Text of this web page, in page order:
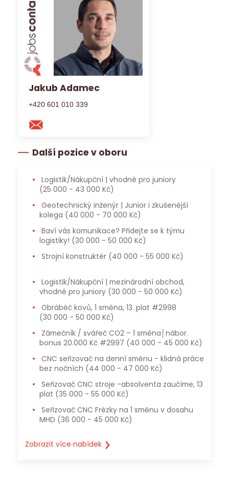
Jakub Adamec
+420 601 010 339
Další pozice v oboru
Logistik/Nákupční | vhodné pro juniory
(25 000 - 43 000 Kč)
kolega (40 000 - 70 000 Kč)
logistiky! (30 000 - 50 000 Kč)
Strojní konstruktér (40 000 - 55 000 Kč)
vhodné pro juniory (30 000 - 50 000 Kč)
Obráběč kovů, 1 směna, 13. plat #2998
(30 000 - 50 000 Kč)
bonus 20.000 Kč #2997 (40 000 - 45 000 Kč)
bez nočních (44 000 - 47 000 Kč)
plat (35 000 - 55 000 Kč)
MHD (36 000 - 45 000 Kč)
Zobrazit více nabídek